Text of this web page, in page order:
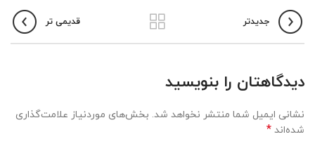
جدیدتر قدیمی تر
دیدگاهتان را بنویسید
نشانی ایمیل شما منتشر نخواهد شد. بخش‌های موردنیاز علامت‌گذاری
شده‌اند *